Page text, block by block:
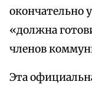
окончательно
«должна
членов
Эта